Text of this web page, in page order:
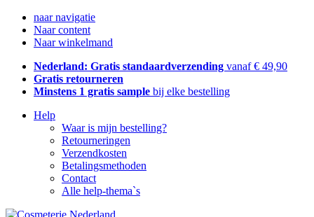
naar navigatie
Naar content
Naar winkelmand
Nederland: Gratis standaardverzending vanaf € 49,90
Gratis retourneren
Minstens 1 gratis sample bij elke bestelling
Help
Waar is mijn bestelling?
Retourneringen
Verzendkosten
Betalingsmethoden
Contact
Alle help-thema`s